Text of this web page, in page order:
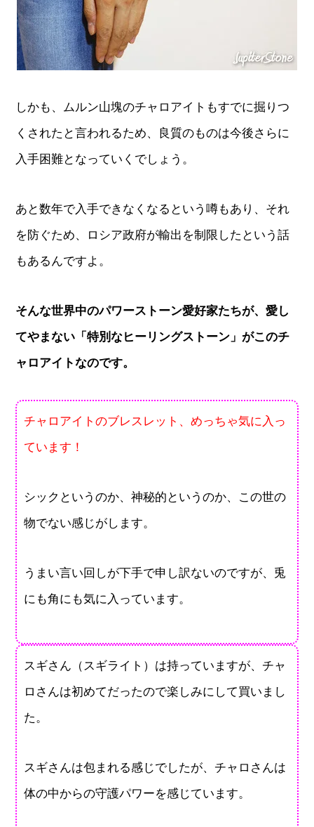
しかも、ムルン山塊のチャロアイトもすでに掘りつ
くされたと言われるため、良質のものは今後さらに
入手困難となっていくでしょう。
あと数年で入手できなくなるという噂もあり、それ
を防ぐため、ロシア政府が輸出を制限したという話
もあるんですよ。
そんな世界中のパワーストーン愛好家たちが、愛し
てやまない「特別なヒーリングストーン」がこのチ
ャロアイトなのです。
チャロアイトのブレスレット、めっちゃ気に入っ
ています！
シックというのか、神秘的というのか、この世の
物でない感じがします。
うまい言い回しが下手で申し訳ないのですが、兎
にも角にも気に入っています。
スギさん（スギライト）は持っていますが、チャ
ロさんは初めてだったので楽しみにして買いまし
た。
スギさんは包まれる感じでしたが、チャロさんは
体の中からの守護パワーを感じています。